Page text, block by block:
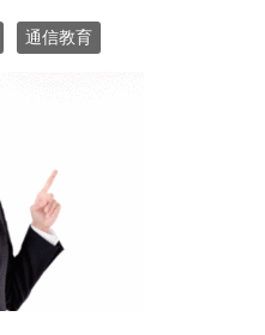
通信教育